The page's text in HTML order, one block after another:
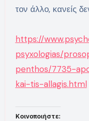
τον άλλο, κανείς
https://
psyxologias/
penthos/7735-
kai-tis-allagis.html
Κοινοποιήστε: